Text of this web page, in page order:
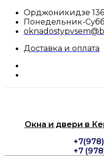
Перейти
содержимому
Орджоникидзе
Понедельник-
Доставка и оплата
Окна и двери в
+7